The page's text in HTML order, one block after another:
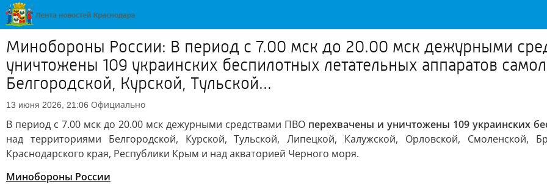
Минобороны России: В период с 7.00 мск до 20.00 мск дежурными
уничтожены 109 украинских беспилотных летательных аппаратов
Белгородской, Курской, Тульской...
13 июня 2026, 21:06 Официально
В период с 7.00 мск до 20.00 мск дежурными средствами ПВО перехвачены и уничтожены 109 украинских
над территориями Белгородской, Курской, Тульской, Липецкой, Калужской, Орловской, Смоленской,
Краснодарского края, Республики Крым и над акваторией Черного моря.
Минобороны России